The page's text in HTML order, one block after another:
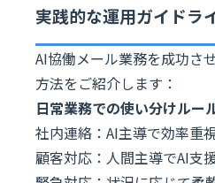
実践的な運用ガイドラ
AI協働メール業務を成功さ
方法をご紹介します：
日常業務での使い分けルー
社内連絡：AI主導で効率重
顧客対応：人間主導でAI支